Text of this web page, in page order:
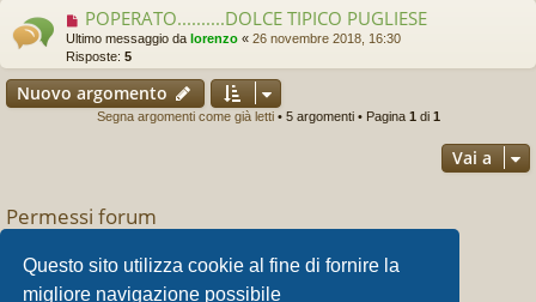
Questo sito utilizza cookie al fine di fornire la
migliore navigazione possibile
POPERATO..........DOLCE TIPICO PUGLIESE
Ultimo messaggio da lorenzo « 26 novembre 2018, 16:30
Risposte: 5
Nuovo argomento
Segna argomenti come già letti• 5 argomenti • Pagina 1 di 1
Vai a
Permessi forum
Non puoirispondere negli argomenti
Non puoi
Non puoicancellare i tuoi messaggi